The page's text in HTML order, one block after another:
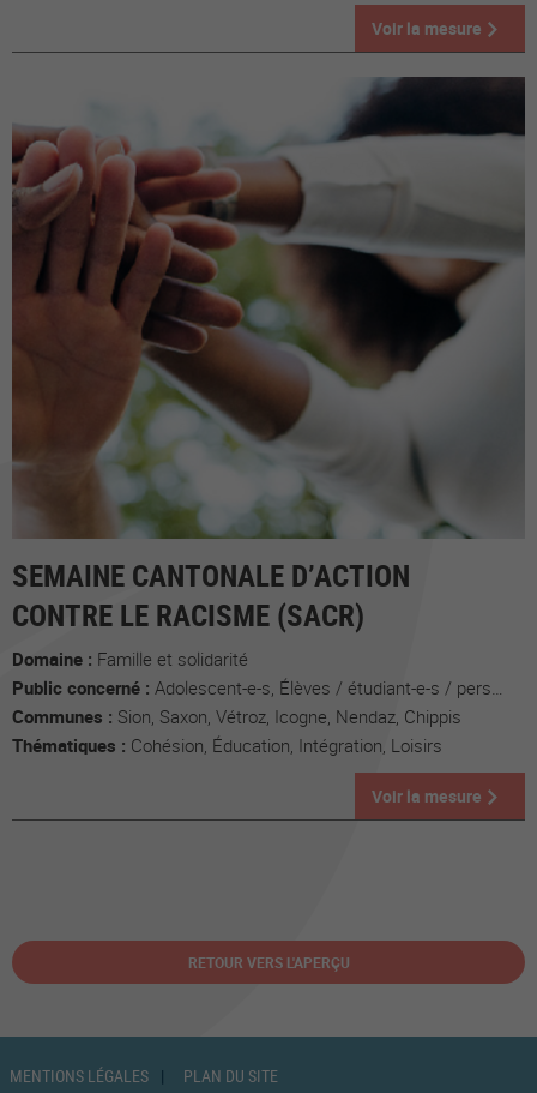
Voir la mesure
SEMAINE CANTONALE D’ACTION
CONTRE LE RACISME (SACR)
Domaine : Famille et solidarité
Public concerné : Adolescent-e-s, Élèves / étudiant-e-s / personnes en formation, Enfants, Tout public
Communes : Sion, Saxon, Vétroz, Icogne, Nendaz, Chippis
Thématiques : Cohésion, Éducation, Intégration, Loisirs
Voir la mesure
RETOUR VERS L'APERÇU
MENTIONS LÉGALES PLAN DU SITE